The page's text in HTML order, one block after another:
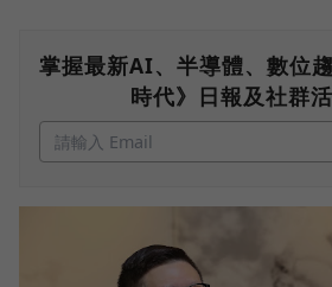
掌握最新AI、半導體、數位
時代》日報及社群